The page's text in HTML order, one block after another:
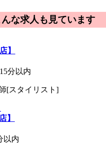
な求人も見ています
】
分以内
[スタイリスト]
】
以内